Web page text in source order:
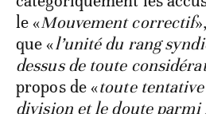
le «Mouvement correctif
que «l’unité du rang
dessus de toute
propos de «toute
division et le doute